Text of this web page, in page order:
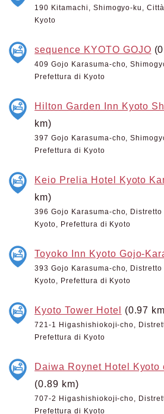
190 Kitamachi, Shimogyo-ku,
Kyoto
sequence KYOTO GOJO
409 Gojo Karasuma-cho,
Prefettura di Kyoto
Hilton Garden Inn Kyoto
km)
397 Gojo Karasuma-cho,
Prefettura di Kyoto
Keio Prelia Hotel Kyoto
km)
396 Gojo Karasuma-cho,
Kyoto, Prefettura di Kyoto
Toyoko Inn Kyoto Gojo-
393 Gojo Karasuma-cho,
Kyoto, Prefettura di Kyoto
Kyoto Tower Hotel (0.97
721-1 Higashishiokoji-cho,
Prefettura di Kyoto
Daiwa Roynet Hotel Kyoto
(0.89 km)
707-2 Higashishiokoji-cho,
Prefettura di Kyoto